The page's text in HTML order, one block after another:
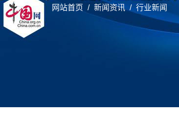
网站首页 / 新闻资讯 / 行业新闻